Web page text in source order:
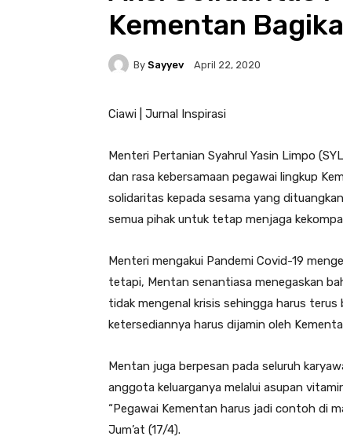
Kementan
By Sayyev April 22, 2020
Ciawi | Jurnal Inspirasi
Menteri Pertanian Syahrul Yasin Limpo
dan rasa kebersamaan pegawai lingkup
solidaritas kepada sesama yang
semua pihak untuk tetap menjaga
Menteri mengakui Pandemi Covid-19
tetapi, Mentan senantiasa menegaskan
tidak mengenal krisis sehingga harus
ketersediannya harus dijamin oleh
Mentan juga berpesan pada seluruh
anggota keluarganya melalui asupan
“Pegawai Kementan harus jadi contoh di
Jum’at (17/4).